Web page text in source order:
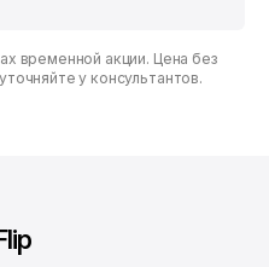
временной акции. Цена без
у консультантов.